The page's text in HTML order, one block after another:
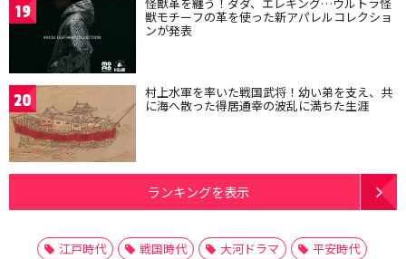
19 獣モチーフの革を使った新アパレルコレクショ
ンが発表
20 村上水軍を率いた戦国武将！幼い弟を支え、共
に海へ散った得居通幸の波乱に満ちた生涯
ランキングを表示
江戸時代 戦国時代 大河ドラマ
平安時代